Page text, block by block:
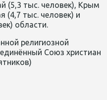
(5,3 тыс. человек), Крым
(4,7 тыс. человек) и
области.
религиозной
Союз христиан